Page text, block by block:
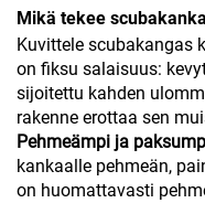
Mikä tekee
Kuvittele scubakangas
on fiksu salaisuus:
sijoitettu kahden
rakenne erottaa sen
Pehmeämpi ja
kankaalle pehmeän,
on huomattavasti